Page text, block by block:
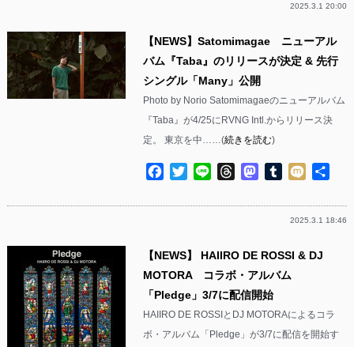
2025.3.1 20:00
【NEWS】Satomimagae ニューアル
バム『Taba』のリリースが決定 & 先行
シングル「Many」公開
Photo by Norio Satomimagaeのニューアルバム
『Taba』が4/25にRVNG Intl.からリリース決
定。 東京を中……(続きを読む)
Facebook
TwitterLine ThreadsMastodon
Tumblr
Mixi
2025.3.1 18:46
【NEWS】 HAIIRO DE ROSSI & DJ
MOTORA コラボ・アルバム
「Pledge」3/7に配信開始
HAIIRO DE ROSSIとDJ MOTORAによるコラ
ボ・アルバム「Pledge」が3/7に配信を開始す